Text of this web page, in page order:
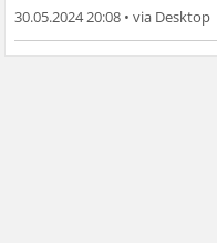
30.05.2024 20:08 •